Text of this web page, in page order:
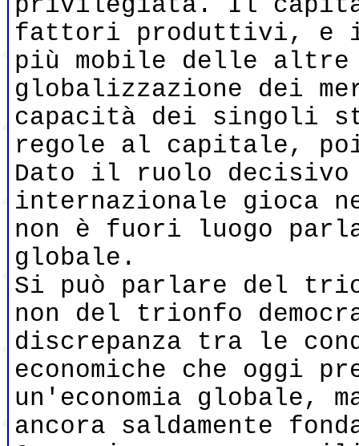
fattori produttivi, e
più mobile delle
globalizzazione dei
capacità dei singoli
regole al capitale,
Dato il ruolo
internazionale gioca
non è fuori luogo
globale.
Si può parlare del
non del trionfo
discrepanza tra le
economiche che oggi
un'economia globale,
ancora saldamente